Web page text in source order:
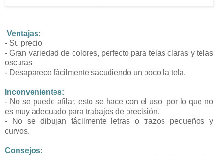
Ventajas:
- Su precio
- Gran variedad de colores, perfecto para telas claras y telas
oscuras
- Desaparece fácilmente sacudiendo un poco la tela.
Inconvenientes:
- No se puede afilar, esto se hace con el uso, por lo que no
es muy adecuado para trabajos de precisión.
- No se dibujan fácilmente letras o trazos pequeños y
curvos.
Consejos: